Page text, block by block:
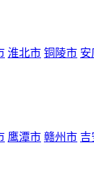
淮北市 铜陵市 安
鹰潭市 赣州市 吉